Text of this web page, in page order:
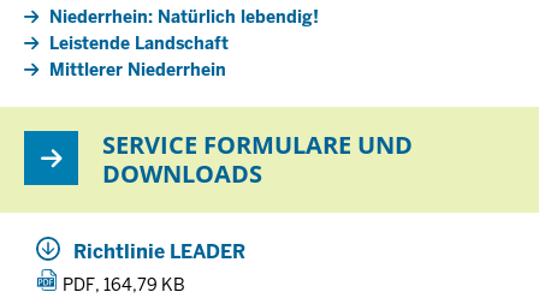
Niederrhein: Natürlich lebendig!
Leistende Landschaft
Mittlerer Niederrhein
SERVICE FORMULARE UND
DOWNLOADS
Richtlinie LEADER
PDF, 164,79 KB